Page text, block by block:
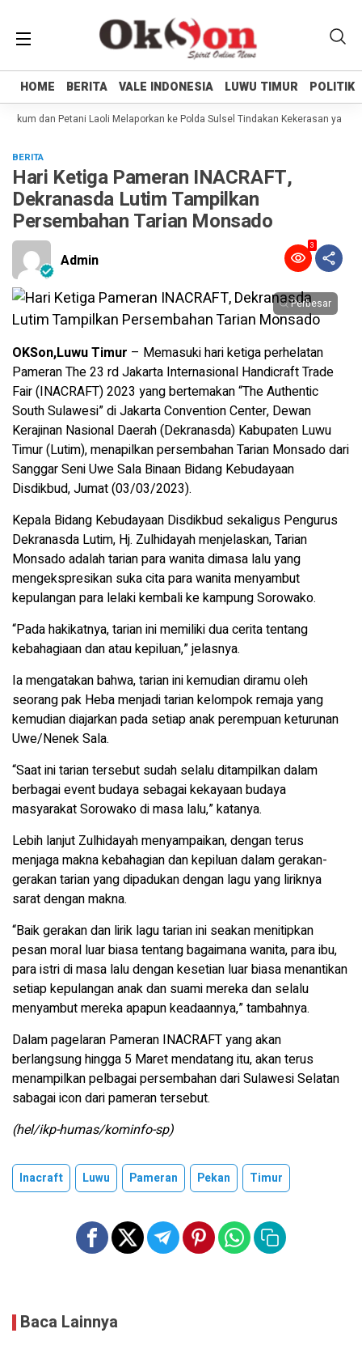
HOME BERITA VALE INDONESIA LUWU TIMUR POLITIK
HOME BERITA VALE INDONESIA LUWU TIMUR POLITIK
dan Petani Laoli Melaporkan ke Polda Sulsel Tindakan Kekerasan yang
BERITA
Hari Ketiga Pameran INACRAFT,
Dekranasda Lutim Tampilkan
Persembahan Tarian Monsado
Admin
3
Perbesar
OKSon,Luwu Timur – Memasuki hari ketiga perhelatan
Pameran The 23 rd Jakarta Internasional Handicraft Trade
Fair (INACRAFT) 2023 yang bertemakan “The Authentic
South Sulawesi” di Jakarta Convention Center, Dewan
Kerajinan Nasional Daerah (Dekranasda) Kabupaten Luwu
Timur (Lutim), menapilkan persembahan Tarian Monsado dari
Sanggar Seni Uwe Sala Binaan Bidang Kebudayaan
Disdikbud, Jumat (03/03/2023).
Kepala Bidang Kebudayaan Disdikbud sekaligus Pengurus
Dekranasda Lutim, Hj. Zulhidayah menjelaskan, Tarian
Monsado adalah tarian para wanita dimasa lalu yang
mengekspresikan suka cita para wanita menyambut
kepulangan para lelaki kembali ke kampung Sorowako.
“Pada hakikatnya, tarian ini memiliki dua cerita tentang
kebahagiaan dan atau kepiluan,” jelasnya.
Ia mengatakan bahwa, tarian ini kemudian diramu oleh
seorang pak Heba menjadi tarian kelompok remaja yang
kemudian diajarkan pada setiap anak perempuan keturunan
Uwe/Nenek Sala.
“Saat ini tarian tersebut sudah selalu ditampilkan dalam
berbagai event budaya sebagai kekayaan budaya
masyarakat Sorowako di masa lalu,” katanya.
Lebih lanjut Zulhidayah menyampaikan, dengan terus
menjaga makna kebahagian dan kepiluan dalam gerakan-
gerakan tarian yang dipadukan dengan lagu yang liriknya
sarat dengan makna.
“Baik gerakan dan lirik lagu tarian ini seakan menitipkan
pesan moral luar biasa tentang bagaimana wanita, para ibu,
para istri di masa lalu dengan kesetian luar biasa menantikan
setiap kepulangan anak dan suami mereka dan selalu
menyambut mereka apapun keadaannya,” tambahnya.
Dalam pagelaran Pameran INACRAFT yang akan
berlangsung hingga 5 Maret mendatang itu, akan terus
menampilkan pelbagai persembahan dari Sulawesi Selatan
sabagai icon dari pameran tersebut.
(hel/ikp-humas/kominfo-sp)
Inacraft Luwu Pameran Pekan Timur
Baca Lainnya